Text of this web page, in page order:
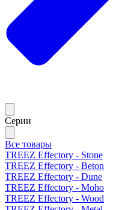
Серии
Все товары
TREEZ Effectory - Stone
TREEZ Effectory - Beton
TREEZ Effectory - Dune
TREEZ Effectory - Moho
TREEZ Effectory - Wood